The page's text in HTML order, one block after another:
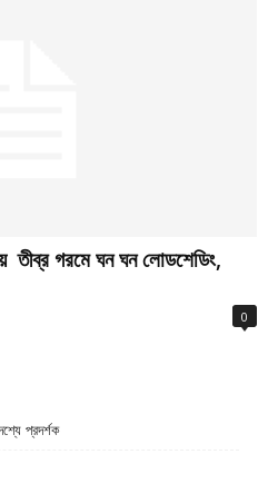
তীব্র গরমে ঘন ঘন লোডশেডিং,
0
প্রদর্শক